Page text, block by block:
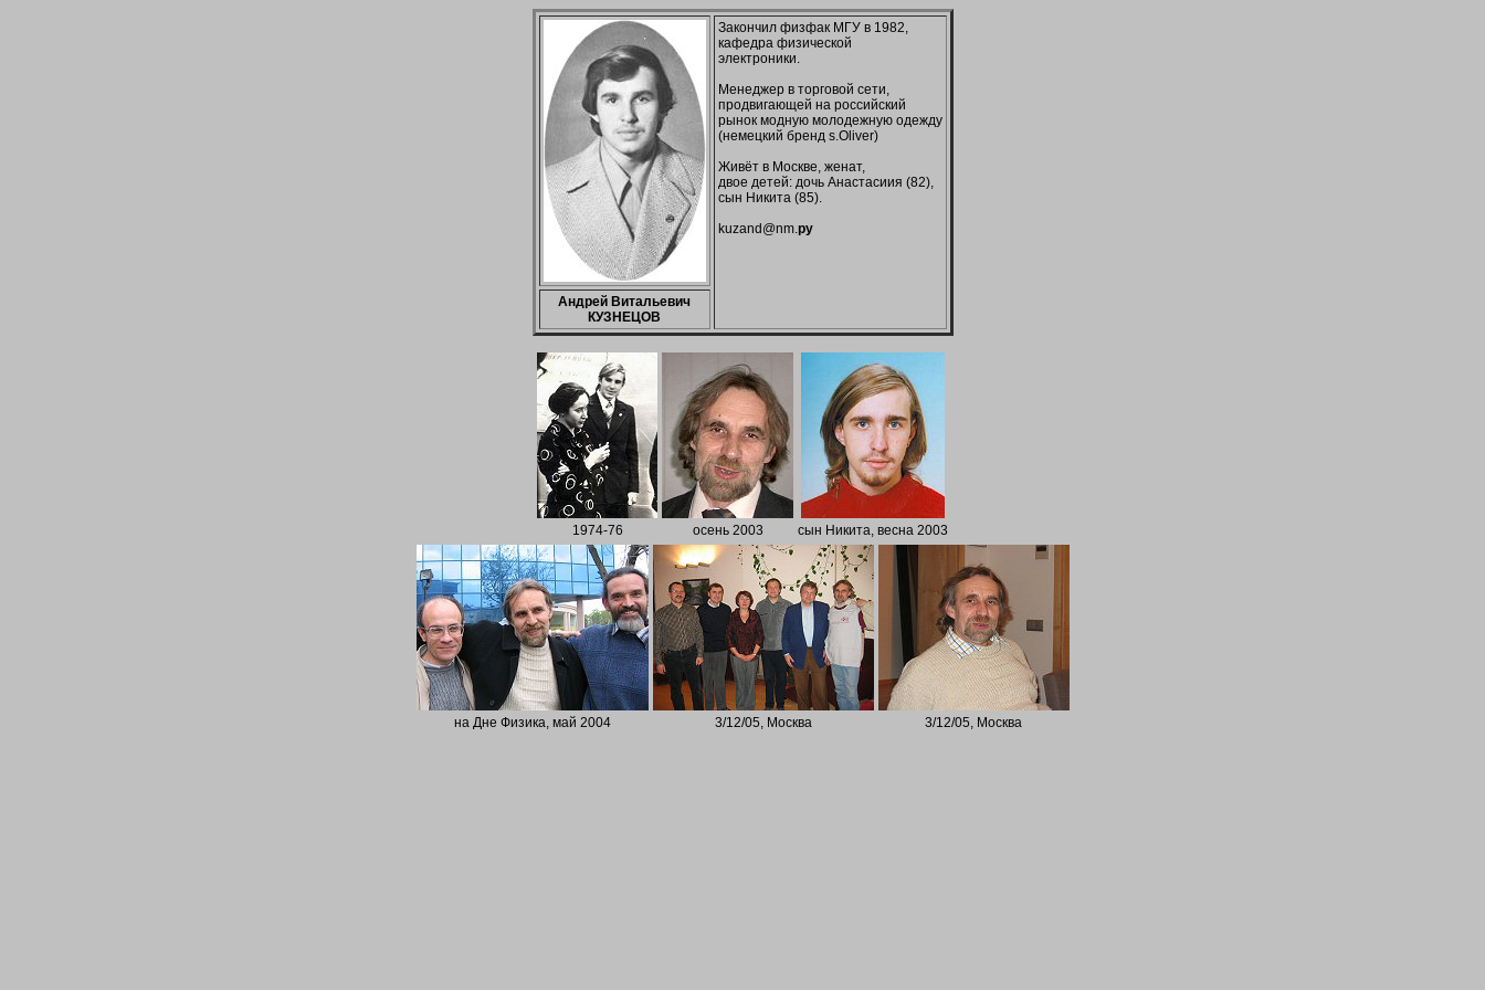
Закончил физфак МГУ в 1982,
кафедра физической
электроники.
Менеджер в торговой сети,
продвигающей на российский
рынок модную молодежную одежду
(немецкий бренд s.Oliver)
Живёт в Москве, женат,
двое детей: дочь Анастасиия (82),
сын Никита (85).
kuzand@nm.ру
Андрей Витальевич
КУЗНЕЦОВ
1974-76 осень 2003 сын Никита, весна 2003
на Дне Физика, май 2004 3/12/05, Москва 3/12/05, Москва